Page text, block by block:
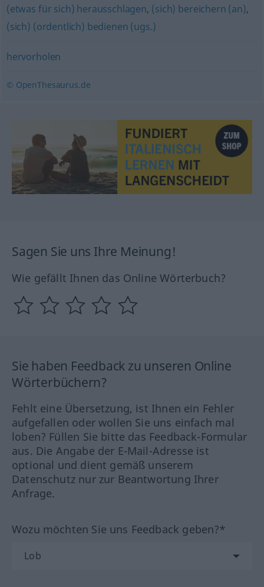
(etwas für sich) herausschlagen, (sich) bereichern (an),
(sich) (ordentlich) bedienen (ugs.)
hervorholen
© OpenThesaurus.de
Sagen Sie uns Ihre Meinung!
Wie gefällt Ihnen das Online Wörterbuch?
Sie haben Feedback zu unseren Online
Wörterbüchern?
Fehlt eine Übersetzung, ist Ihnen ein Fehler
aufgefallen oder wollen Sie uns einfach mal
loben? Füllen Sie bitte das Feedback-Formular
aus. Die Angabe der E-Mail-Adresse ist
optional und dient gemäß unserem
Datenschutz nur zur Beantwortung Ihrer
Anfrage.
Wozu möchten Sie uns Feedback geben?*